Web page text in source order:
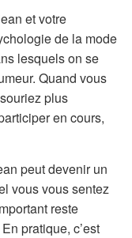
et votre
de la mode
lesquels on se
Quand vous
plus
en cours,
peut devenir un
vous vous sentez
reste
pratique, c’est